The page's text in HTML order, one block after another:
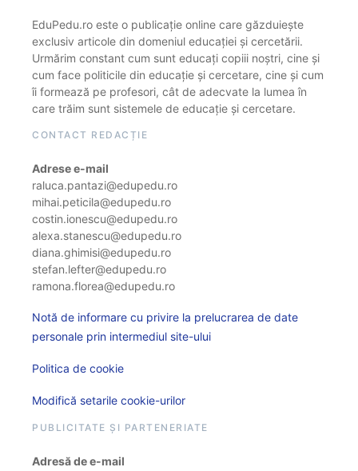
EduPedu.ro este o publicație online care găzduiește
exclusiv articole din domeniul educației și cercetării.
Urmărim constant cum sunt educați copiii noștri, cine și
cum face politicile din educație și cercetare, cine și cum
îi formează pe profesori, cât de adecvate la lumea în
care trăim sunt sistemele de educație și cercetare.
CONTACT REDACȚIE
Adrese e-mail
raluca.pantazi@edupedu.ro
mihai.peticila@edupedu.ro
costin.ionescu@edupedu.ro
alexa.stanescu@edupedu.ro
diana.ghimisi@edupedu.ro
stefan.lefter@edupedu.ro
ramona.florea@edupedu.ro
Notă de informare cu privire la prelucrarea de date
personale prin intermediul site-ului
Politica de cookie
Modifică setarile cookie-urilor
PUBLICITATE ȘI PARTENERIATE
Adresă de e-mail